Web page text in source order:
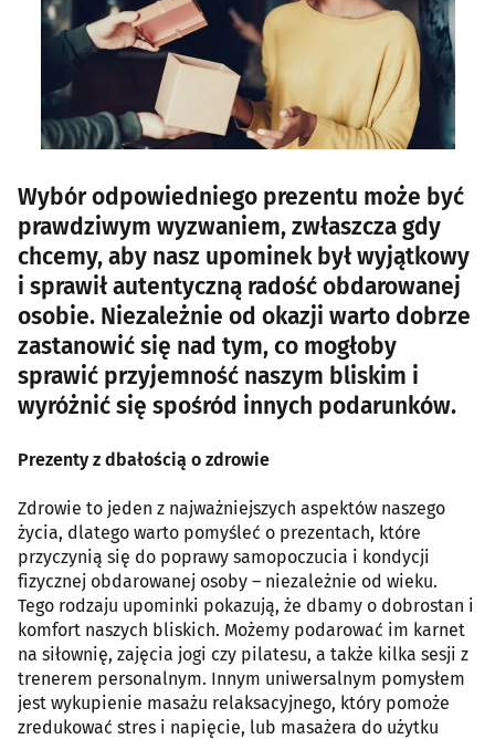
Wybór odpowiedniego prezentu może być
prawdziwym wyzwaniem, zwłaszcza gdy
chcemy, aby nasz upominek był wyjątkowy
i sprawił autentyczną radość obdarowanej
osobie. Niezależnie od okazji warto dobrze
zastanowić się nad tym, co mogłoby
sprawić przyjemność naszym bliskim i
wyróżnić się spośród innych podarunków.
Prezenty z dbałością o zdrowie
Zdrowie to jeden z najważniejszych aspektów naszego
życia, dlatego warto pomyśleć o prezentach, które
przyczynią się do poprawy samopoczucia i kondycji
fizycznej obdarowanej osoby – niezależnie od wieku.
Tego rodzaju upominki pokazują, że dbamy o dobrostan i
komfort naszych bliskich. Możemy podarować im karnet
na siłownię, zajęcia jogi czy pilatesu, a także kilka sesji z
trenerem personalnym. Innym uniwersalnym pomysłem
jest wykupienie masażu relaksacyjnego, który pomoże
zredukować stres i napięcie, lub masażera do użytku